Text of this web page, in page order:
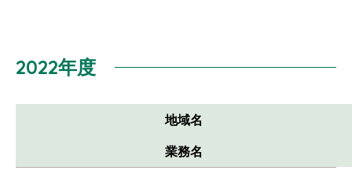
2022年度
地域名
業務名